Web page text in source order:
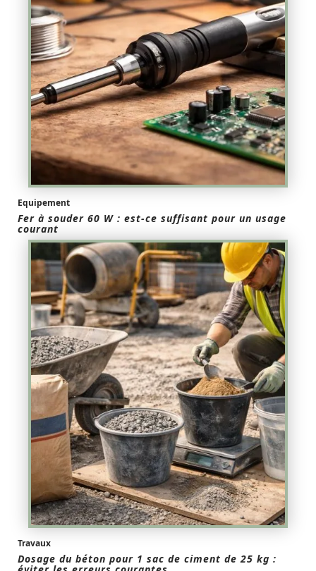
Equipement
Fer à souder 60 W : est-ce suffisant pour un usage
courant
Travaux
Dosage du béton pour 1 sac de ciment de 25 kg :